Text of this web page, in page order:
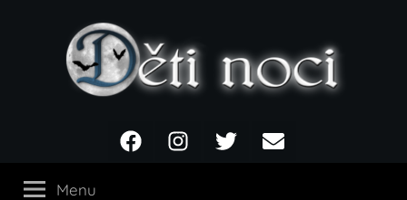
noci
FacebookInstagramTwitter Email
Menu